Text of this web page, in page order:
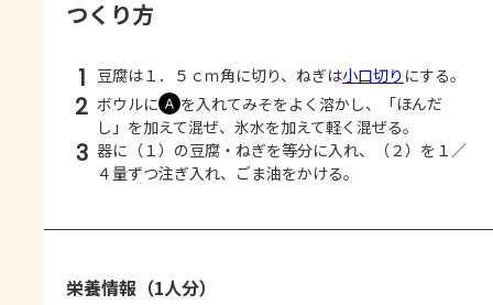
つくり方
1 豆腐は１．５ｃｍ角に切り、ねぎは小口切り にする。
2 ボウルに Ａ を入れてみそをよく溶かし、「ほんだ
し」を加えて混ぜ、氷水を加えて軽く混ぜる。
3 器に（１）の豆腐・ねぎを等分に入れ、（２）を１／
４量ずつ注ぎ入れ、ごま油をかける。
栄養情報（1人分）